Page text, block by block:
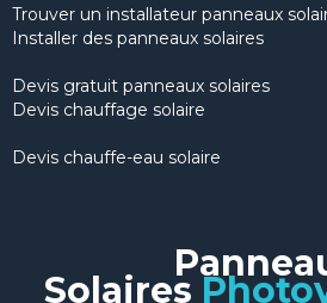
Trouver un installateur panneaux
Installer des panneaux solaires
Devis gratuit panneaux solaires
Devis chauffage solaire
Devis chauffe-eau solaire
Solaires